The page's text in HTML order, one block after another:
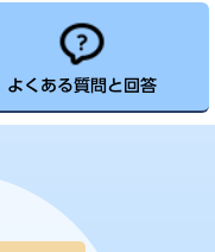
よくある質問と回答